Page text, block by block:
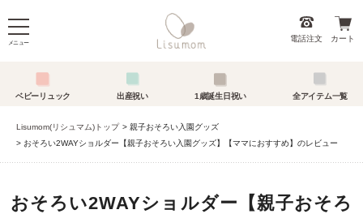
メニュー 電話注文 カート
ベビーリュック 出産祝い 1歳誕生日祝い 全アイテム一覧
Lisumom(リシュマム)トップ
親子おそろい入園グッズ
おそろい2WAYショルダー【親子おそろい入園グッズ】【ママにおすすめ】のレビュー
おそろい2WAYショルダー【親子おそろ